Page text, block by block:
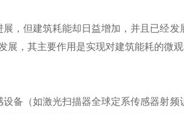
，但建筑耗能却日益增加，并且已经发
展，其主要作用是实现对建筑能耗的微
备（如激光扫描器全球定系传感器射频